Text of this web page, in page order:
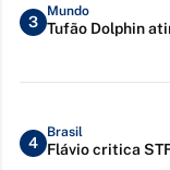
3
Mundo
Tufão Dolphin
4
Brasil
Flávio critica